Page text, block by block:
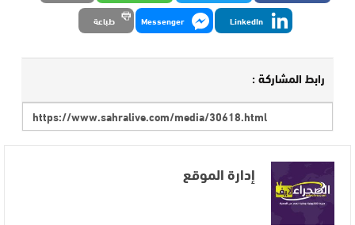
LinkedIn
Messenger طباعة
رابط المشاركة :
إدارة الموقع